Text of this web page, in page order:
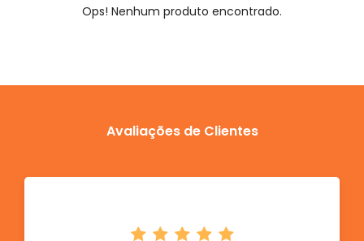
Ops! Nenhum produto encontrado.
Avaliações de Clientes